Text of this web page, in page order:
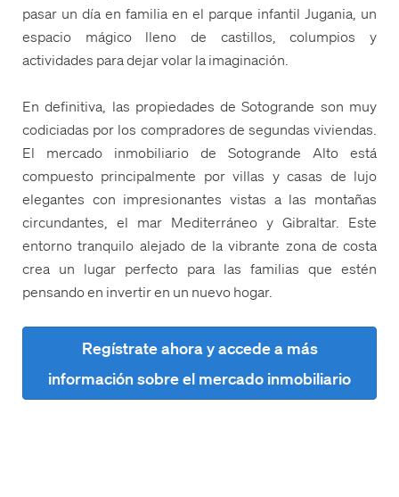
pasar un día en familia en el parque infantil Jugania, un
espacio mágico lleno de castillos, columpios y
actividades para dejar volar la imaginación.
En definitiva, las propiedades de Sotogrande son muy
codiciadas por los compradores de segundas viviendas.
El mercado inmobiliario de Sotogrande Alto está
compuesto principalmente por villas y casas de lujo
elegantes con impresionantes vistas a las montañas
circundantes, el mar Mediterráneo y Gibraltar. Este
entorno tranquilo alejado de la vibrante zona de costa
crea un lugar perfecto para las familias que estén
pensando en invertir en un nuevo hogar.
Regístrate ahora y accede a más
información sobre el mercado inmobiliario